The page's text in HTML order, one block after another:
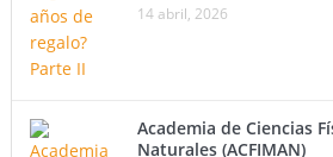
14 abril, 2026
Academia de Ciencias
Naturales (ACFIMAN)